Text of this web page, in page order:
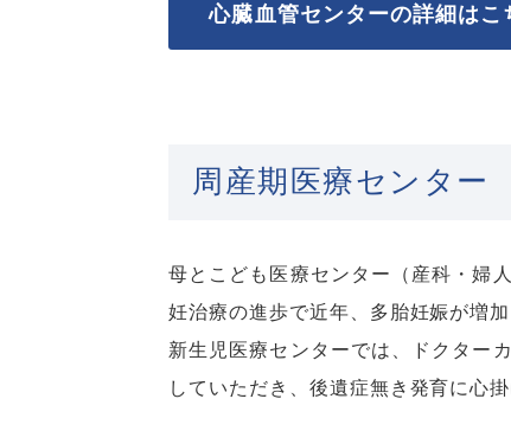
心臓血管センターの詳細はこ
周産期医療センター
母とこども医療センター（産科・婦
妊治療の進歩で近年、多胎妊娠が増
新生児医療センターでは、ドクター
していただき、後遺症無き発育に心掛